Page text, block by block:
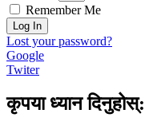
Remember Me
Log In
Lost your password?
Google
Twiter
कृपया ध्यान दिनुहोस्: